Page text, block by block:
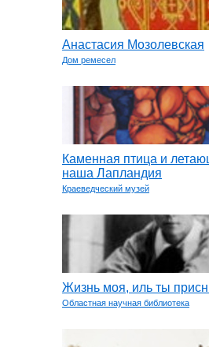
Анастасия Мозолевская
Дом ремесел
Каменная птица и
наша Лапландия
Краеведческий музей
Жизнь моя, иль ты
Областная научная библиотека